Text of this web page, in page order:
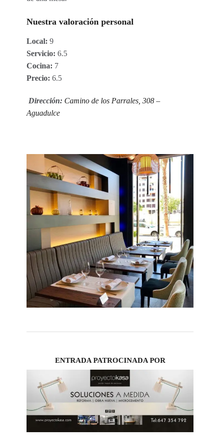
Nuestra valoración personal
Local: 9
Servicio: 6.5
Cocina: 7
Precio: 6.5
Dirección: Camino de los Parrales, 308 –
Aguadulce
ENTRADA PATROCINADA POR